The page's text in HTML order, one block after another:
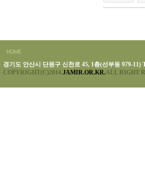
경기도 안산시 단원구 신천로 45, 1층(선부동 979-11)
COPYRIGHT(C)2014.JAMIR.OR.KR.ALL RIGHT